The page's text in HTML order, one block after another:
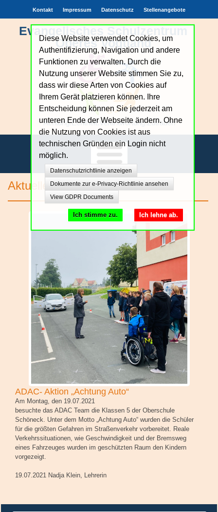
Evangelisches Schulzentrum
Oberes Vogtland
Achtung.Echtheit.Verantwortung.Zutrauen
Kontakt Impressum Datenschutz Stellenangebote
Unsere Schule
Bildungsangebote
Schulgemeinschaft
Aktuelles
ADAC- Aktion „Achtung Auto“
Am Montag, den 19.07.2021
besuchte das ADAC Team die Klassen 5 der Oberschule
Schöneck. Unter dem Motto „Achtung Auto“ wurden die Schüler
für die größten Gefahren im Straßenverkehr vorbereitet. Reale
Verkehrssituationen, wie Geschwindigkeit und der Bremsweg
eines Fahrzeuges wurden im geschützten Raum den Kindern
vorgezeigt.
19.07.2021 Nadja Klein, Lehrerin
Diese Website verwendet Cookies, um
Authentifizierung, Navigation und andere
Funktionen zu verwalten. Durch die
Nutzung unserer Website stimmen Sie zu,
dass wir diese Arten von Cookies auf
Ihrem Gerät platzieren können. Ihre
Entscheidung können Sie jederzeit am
unteren Ende der Webseite ändern. Ohne
die Nutzung von Cookies ist aus
technischen Gründen ein Login nicht
möglich.
Datenschutzrichtlinie anzeigen
Dokumente zur e-Privacy-Richtlinie ansehen
View GDPR Documents
Ich lehne ab.
Ich stimme zu.